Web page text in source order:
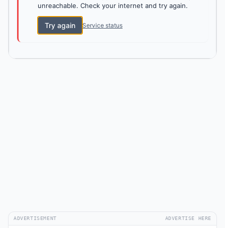
unreachable. Check your internet and try again.
Try again Service status
ADVERTISEMENT ADVERTISE HERE